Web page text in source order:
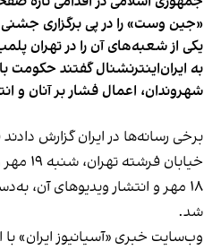
«جین وست» را در پی برگزاری
یکی از شعبه‌های آن را در تهران
به ایران‌اینترنشنال گفتند
شهروندان، اعمال فشار بر آنان و
برخی رسانه‌ها در ایران گزارش
خیابان
۱۸ مهر و انتشار ویدیوهای آن،
شد.
وب‌سایت خبری «آسیانیوز ایران»